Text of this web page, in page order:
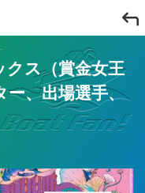
クス（賞金女王
ー、出場選手、